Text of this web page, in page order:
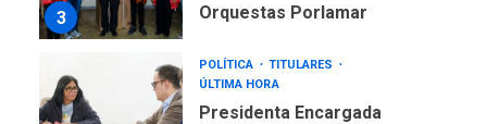
3
Orquestas Porlamar
POLÍTICA
TITULARES
ÚLTIMA HORA
Presidenta Encargada